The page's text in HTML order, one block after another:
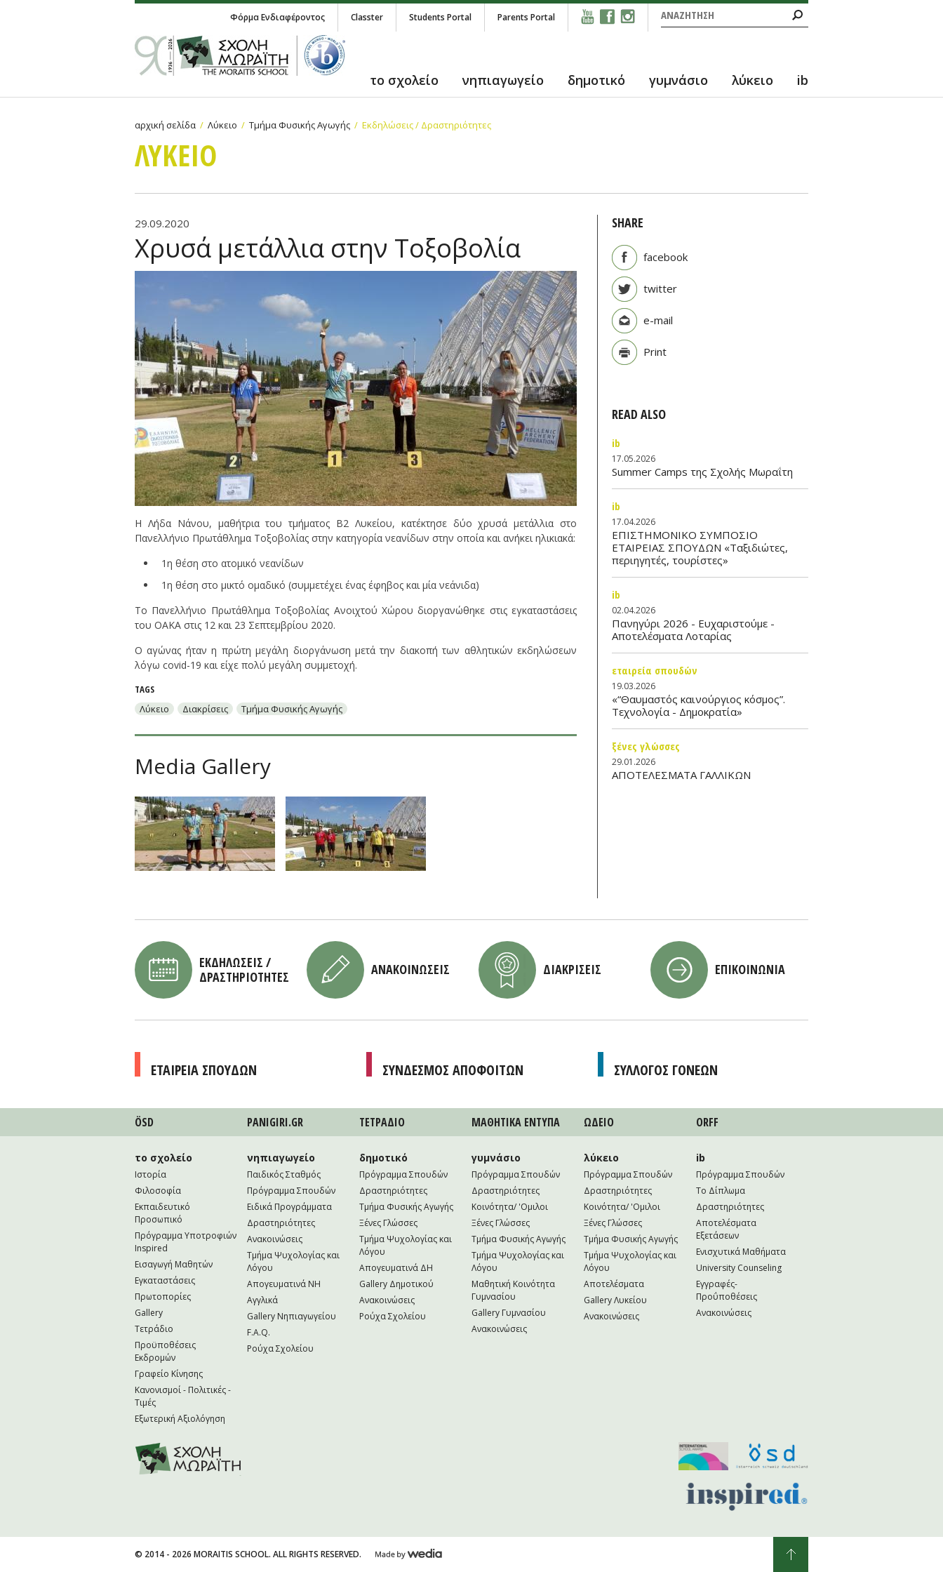
Φόρμα αναζήτησης
Αναζήτηση
Φόρμα Ενδιαφέροντος Classter Students Portal Parents Portal
το σχολείο νηπιαγωγείο δημοτικό γυμνάσιο λύκειο ib
αρχική σελίδα Λύκειο Τμήμα Φυσικής Αγωγής Εκδηλώσεις / Δραστηριότητες
ΛΥΚΕΙΟ
29.09.2020
Χρυσά μετάλλια στην Τοξοβολία
Η Λήδα Νάνου, μαθήτρια του τμήματος Β2 Λυκείου, κατέκτησε δύο χρυσά μετάλλια στο
Πανελλήνιο Πρωτάθλημα Τοξοβολίας στην κατηγορία νεανίδων στην οποία και ανήκει ηλικιακά:
1η θέση στο ατομικό νεανίδων
1η θέση στο μικτό ομαδικό (συμμετέχει ένας έφηβος και μία νεάνιδα)
Το Πανελλήνιο Πρωτάθλημα Τοξοβολίας Ανοιχτού Χώρου διοργανώθηκε στις εγκαταστάσεις
του ΟΑΚΑ στις 12 και 23 Σεπτεμβρίου 2020.
Ο αγώνας ήταν η πρώτη μεγάλη διοργάνωση μετά την διακοπή των αθλητικών εκδηλώσεων
λόγω covid-19 και είχε πολύ μεγάλη συμμετοχή.
TAGS
Λύκειο
Διακρίσεις Τμήμα Φυσικής Αγωγής
Media Gallery
SHARE
facebook
twitter
e-mail
Print
READ ALSO
ib
17.05.2026
Summer Camps της Σχολής Μωραΐτη
ib
17.04.2026
ΕΠΙΣΤΗΜΟΝΙΚΟ ΣΥΜΠΟΣΙΟ
ΕΤΑΙΡΕΙΑΣ ΣΠΟΥΔΩΝ «Ταξιδιώτες,
περιηγητές, τουρίστες»
ib
02.04.2026
Πανηγύρι 2026 - Ευχαριστούμε -
Αποτελέσματα Λοταρίας
εταιρεία σπουδών
19.03.2026
«“Θαυμαστός καινούργιος κόσμος”.
Τεχνολογία - Δημοκρατία»
ξένες γλώσσες
29.01.2026
ΑΠΟΤΕΛΕΣΜΑΤΑ ΓΑΛΛΙΚΩΝ
ΕΚΔΗΛΩΣΕΙΣ /
ΔΡΑΣΤΗΡΙΟΤΗΤΕΣ
ΑΝΑΚΟΙΝΩΣΕΙΣ ΔΙΑΚΡΙΣΕΙΣ ΕΠΙΚΟΙΝΩΝΙΑ
ΕΤΑΙΡΕΙΑ ΣΠΟΥΔΩΝ ΣΥΝΔΕΣΜΟΣ ΑΠΟΦΟΙΤΩΝ ΣΥΛΛΟΓΟΣ ΓΟΝΕΩΝ
ÖSD PANIGIRI.GR ΤΕΤΡAΔΙΟ ΜΑΘΗΤΙΚA ΕΝΤΥΠΑ ΩΔΕΙΟ ORFF
το σχολείο
Ιστορία
Φιλοσοφία
Εκπαιδευτικό
Προσωπικό
Πρόγραμμα Υποτροφιών
Inspired
Εισαγωγή Μαθητών
Εγκαταστάσεις
Πρωτοπορίες
Gallery
Τετράδιο
Προϋποθέσεις
Εκδρομών
Γραφείο Κίνησης
Κανονισμοί - Πολιτικές -
Τιμές
Εξωτερική Αξιολόγηση
νηπιαγωγείο
Παιδικός Σταθμός
Πρόγραμμα Σπουδών
Ειδικά Προγράμματα
Δραστηριότητες
Ανακοινώσεις
Τμήμα Ψυχολογίας και
Λόγου
Απογευματινά NH
Αγγλικά
Gallery Νηπιαγωγείου
F.A.Q.
Ρούχα Σχολείου
δημοτικό
Πρόγραμμα Σπουδών
Δραστηριότητες
Τμήμα Φυσικής Αγωγής
Ξένες Γλώσσες
Τμήμα Ψυχολογίας και
Λόγου
Απογευματινά ΔΗ
Gallery Δημοτικού
Ανακοινώσεις
Ρούχα Σχολείου
γυμνάσιο
Πρόγραμμα Σπουδών
Δραστηριότητες
Κοινότητα/ 'Ομιλοι
Ξένες Γλώσσες
Τμήμα Φυσικής Αγωγής
Τμήμα Ψυχολογίας και
Λόγου
Μαθητική Κοινότητα
Γυμνασίου
Gallery Γυμνασίου
Ανακοινώσεις
λύκειο
Πρόγραμμα Σπουδών
Δραστηριότητες
Κοινότητα/ 'Ομιλοι
Ξένες Γλώσσες
Τμήμα Φυσικής Αγωγής
Τμήμα Ψυχολογίας και
Λόγου
Αποτελέσματα
Gallery Λυκείου
Ανακοινώσεις
ib
Πρόγραμμα Σπουδών
Το Δίπλωμα
Δραστηριότητες
Αποτελέσματα
Εξετάσεων
Ενισχυτικά Μαθήματα
University Counseling
Εγγραφές-
Προΰποθέσεις
Ανακοινώσεις
© 2014 - 2026 MORAITIS SCHOOL. ALL RIGHTS RESERVED.